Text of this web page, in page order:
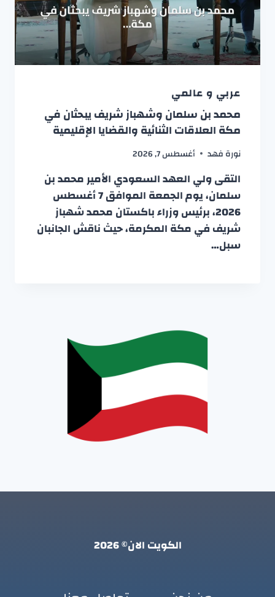
عربي و عالمي
محمد بن سلمان وشهباز شريف يبحثان في
مكة العلاقات الثنائية والقضايا الإقليمية
نورة فهد أغسطس 7, 2026
التقى ولي العهد السعودي الأمير محمد بن
سلمان، يوم الجمعة الموافق 7 أغسطس
2026، برئيس وزراء باكستان محمد شهباز
شريف في مكة المكرمة، حيث ناقش الجانبان
سبل…
الكويت الان© 2026